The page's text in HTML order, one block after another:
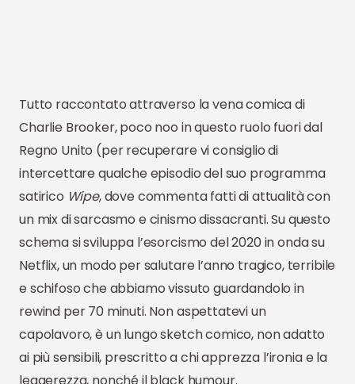
Tutto raccontato attraverso la vena comica di
Charlie Brooker, poco noo in questo ruolo fuori dal
Regno Unito (per recuperare vi consiglio di
intercettare qualche episodio del suo programma
satirico Wipe, dove commenta fatti di attualità con
un mix di sarcasmo e cinismo dissacranti. Su questo
schema si sviluppa l’esorcismo del 2020 in onda su
Netflix, un modo per salutare l’anno tragico, terribile
e schifoso che abbiamo vissuto guardandolo in
rewind per 70 minuti. Non aspettatevi un
capolavoro, è un lungo sketch comico, non adatto
ai più sensibili, prescritto a chi apprezza l’ironia e la
leggerezza, nonché il black humour.